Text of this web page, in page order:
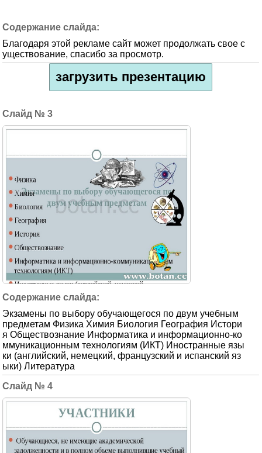
Благодаря этой рекламе сайт может продолжать свое с
уществование, спасибо за просмотр.
загрузить презентацию
3
Экзамены по выбору обучающегося по двум учебным
предметам Физика Химия Биология География Истори
я Обществознание Информатика и информационно-ко
ммуникационным технологиям (ИКТ) Иностранные язы
ки (английский, немецкий, французский и испанский яз
ыки) Литература
4